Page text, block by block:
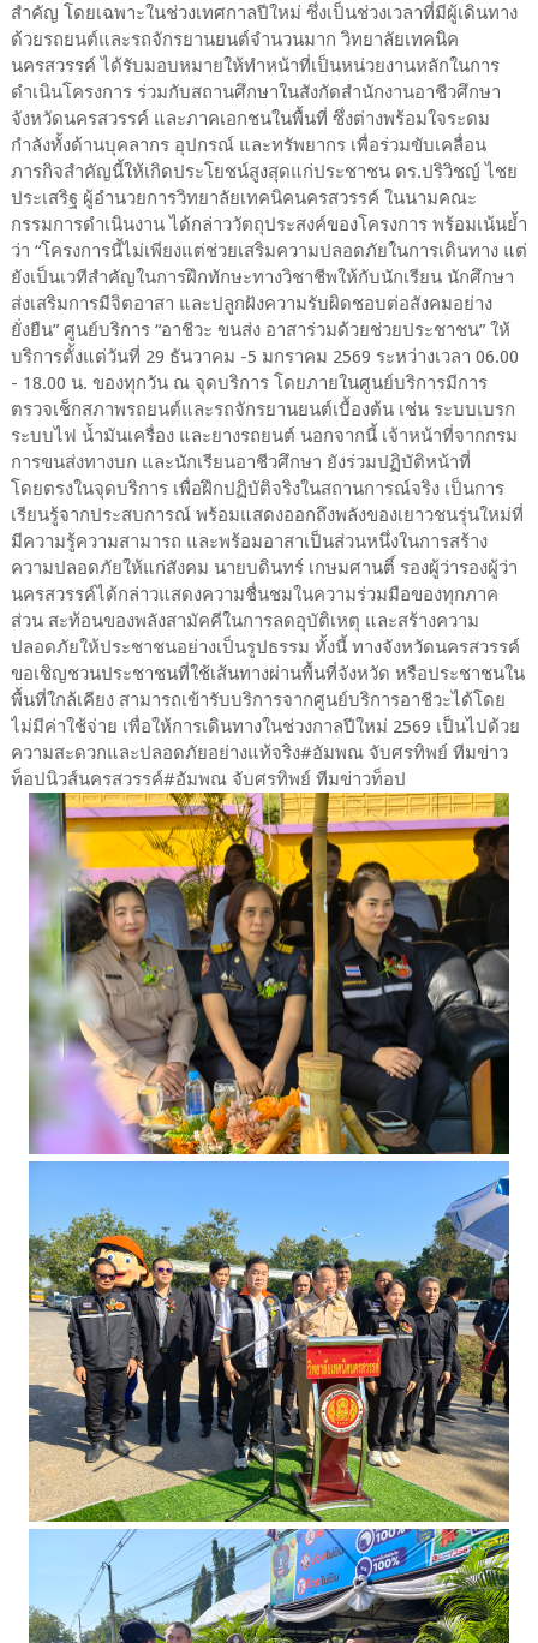
สำคัญ โดยเฉพาะในช่วงเทศกาลปีใหม่ ซึ่งเป็นช่วงเวลาที่มีผู้เดินทาง
ด้วยรถยนต์และรถจักรยานยนต์จำนวนมาก วิทยาลัยเทคนิค
นครสวรรค์ ได้รับมอบหมายให้ทำหน้าที่เป็นหน่วยงานหลักในการ
ดำเนินโครงการ ร่วมกับสถานศึกษาในสังกัดสำนักงานอาชีวศึกษา
จังหวัดนครสวรรค์ และภาคเอกชนในพื้นที่ ซึ่งต่างพร้อมใจระดม
กำลังทั้งด้านบุคลากร อุปกรณ์ และทรัพยากร เพื่อร่วมขับเคลื่อน
ภารกิจสำคัญนี้ให้เกิดประโยชน์สูงสุดแก่ประชาชน ดร.ปริวิชญ์ ไชย
ประเสริฐ ผู้อำนวยการวิทยาลัยเทคนิคนครสวรรค์ ในนามคณะ
กรรมการดำเนินงาน ได้กล่าววัตถุประสงค์ของโครงการ พร้อมเน้นย้ำ
ว่า “โครงการนี้ไม่เพียงแต่ช่วยเสริมความปลอดภัยในการเดินทาง แต่
ยังเป็นเวทีสำคัญในการฝึกทักษะทางวิชาชีพให้กับนักเรียน นักศึกษา
ส่งเสริมการมีจิตอาสา และปลูกฝังความรับผิดชอบต่อสังคมอย่าง
ยั่งยืน” ศูนย์บริการ “อาชีวะ ขนส่ง อาสาร่วมด้วยช่วยประชาชน” ให้
บริการตั้งแต่วันที่ 29 ธันวาคม -5 มกราคม 2569 ระหว่างเวลา 06.00
- 18.00 น. ของทุกวัน ณ จุดบริการ โดยภายในศูนย์บริการมีการ
ตรวจเช็กสภาพรถยนต์และรถจักรยานยนต์เบื้องต้น เช่น ระบบเบรก
ระบบไฟ น้ำมันเครื่อง และยางรถยนต์ นอกจากนี้ เจ้าหน้าที่จากกรม
การขนส่งทางบก และนักเรียนอาชีวศึกษา ยังร่วมปฏิบัติหน้าที่
โดยตรงในจุดบริการ เพื่อฝึกปฏิบัติจริงในสถานการณ์จริง เป็นการ
เรียนรู้จากประสบการณ์ พร้อมแสดงออกถึงพลังของเยาวชนรุ่นใหม่ที่
มีความรู้ความสามารถ และพร้อมอาสาเป็นส่วนหนึ่งในการสร้าง
ความปลอดภัยให้แก่สังคม นายบดินทร์ เกษมศานติ์ รองผู้ว่ารองผู้ว่า
นครสวรรค์ได้กล่าวแสดงความชื่นชมในความร่วมมือของทุกภาค
ส่วน สะท้อนของพลังสามัคคีในการลดอุบัติเหตุ และสร้างความ
ปลอดภัยให้ประชาชนอย่างเป็นรูปธรรม ทั้งนี้ ทางจังหวัดนครสวรรค์
ขอเชิญชวนประชาชนที่ใช้เส้นทางผ่านพื้นที่จังหวัด หรือประชาชนใน
พื้นที่ใกล้เคียง สามารถเข้ารับบริการจากศูนย์บริการอาชีวะได้โดย
ไม่มีค่าใช้จ่าย เพื่อให้การเดินทางในช่วงกาลปีใหม่ 2569 เป็นไปด้วย
ความสะดวกและปลอดภัยอย่างแท้จริง#อัมพณ จับศรทิพย์ ทีมข่าว
ท็อปนิวส์นครสวรรค์#อัมพณ จับศรทิพย์ ทีมข่าวท็อป